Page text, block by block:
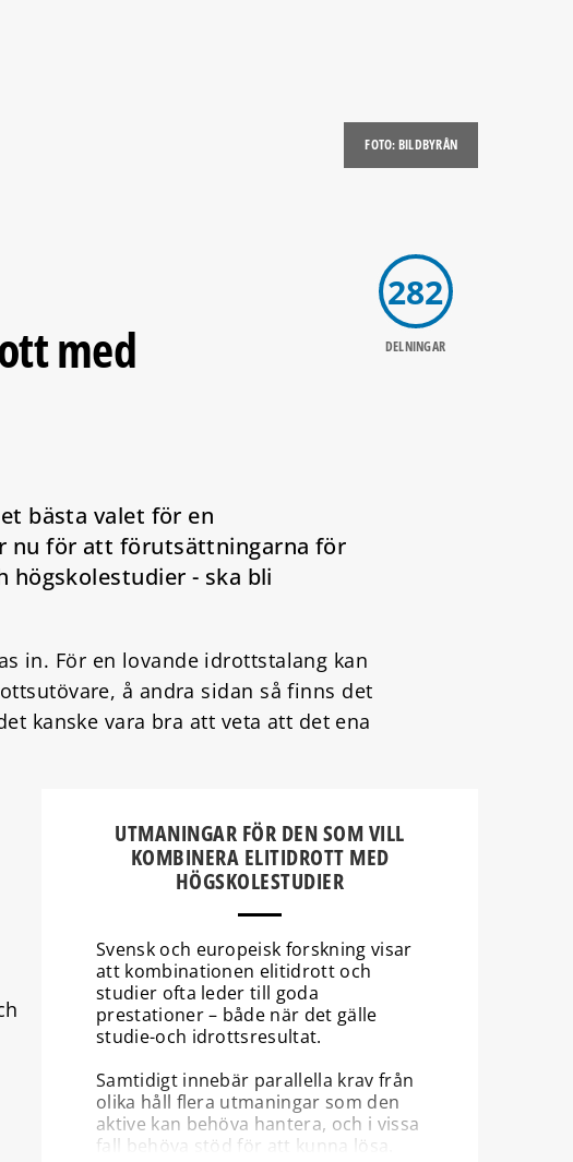
FOTO: BILDBYRÅN
282
DELNINGAR
med
bästa valet för en
nu för att förutsättningarna för
högskolestudier - ska bli
in. För en lovande idrottstalang kan
å andra sidan så finns det
kanske vara bra att veta att det ena
UTMANINGAR FÖR DEN SOM VILL
KOMBINERA ELITIDROTT MED
HÖGSKOLESTUDIER
Svensk och europeisk forskning visar
att kombinationen elitidrott och
studier ofta leder till goda
prestationer – både när det gälle
studie-och idrottsresultat.
Samtidigt innebär parallella krav från
olika håll flera utmaningar som den
aktive kan behöva hantera, och i vissa
fall behöva stöd för att kunna lösa.